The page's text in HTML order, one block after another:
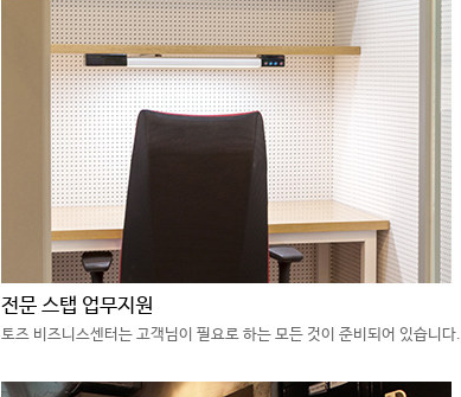
전문 스탭 업무지원
토즈 비즈니스센터는 고객님이 필요로 하는 모든 것이 준비되어 있습니다.